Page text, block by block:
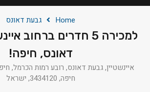
Home גבעת דאונס
למכירה 5 חדרים ברחוב
דאונס, חיפה!
איינשטיין, גבעת דאונס, רובע רמות הכרמל,
חיפה, 3434120, ישראל